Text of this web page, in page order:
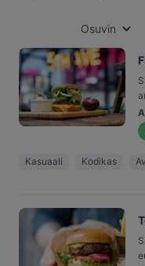
Osuvin
Kasuaali Kodikas